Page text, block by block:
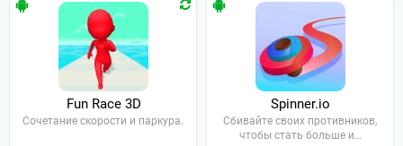
Fun Race 3D
Сочетание скорости и паркура.
Spinner.io
Сбивайте своих противников,
чтобы стать больше и…